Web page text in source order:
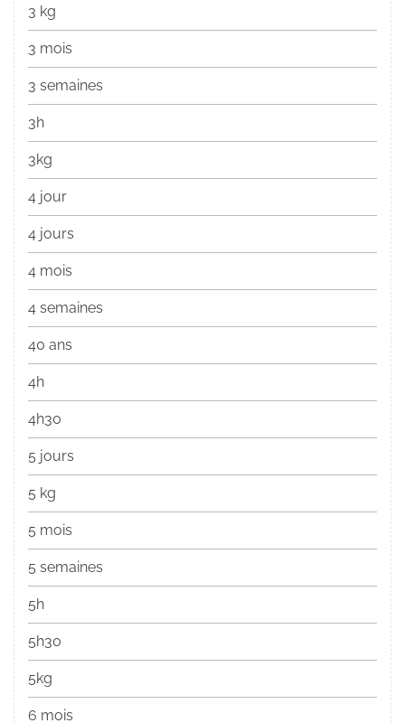
3 kg
3 mois
3 semaines
3h
3kg
4 jour
4 jours
4 mois
4 semaines
40 ans
4h
4h30
5 jours
5 kg
5 mois
5 semaines
5h
5h30
5kg
6 mois